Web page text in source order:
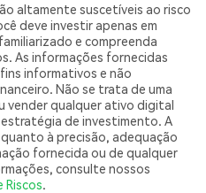
altamente suscetíveis ao risco
deve investir apenas em
e compreenda
As informações fornecidas
informativos e não
Não se trata de uma
vender qualquer ativo digital
de investimento. A
à precisão, adequação
fornecida ou de qualquer
consulte nossos
Riscos.